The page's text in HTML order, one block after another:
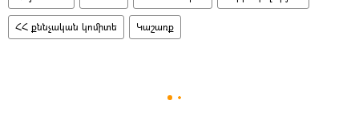
ՀՀ քննչական կոմիտե Կաշառք